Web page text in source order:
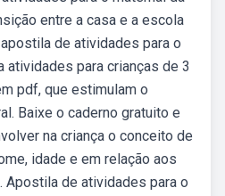
entre a casa e a escola
de atividades para o
atividades para crianças de 3
pdf, que estimulam o
Baixe o caderno gratuito e
na criança o conceito de
idade e em relação aos
de atividades para o